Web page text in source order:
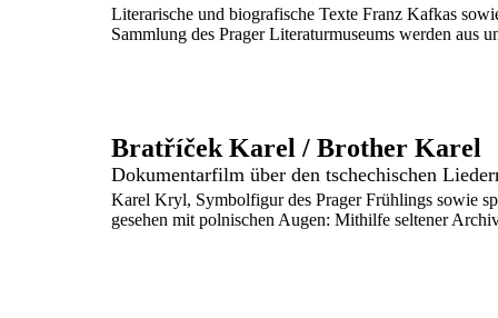
Literarische und biografische Texte Franz Kafkas
Sammlung des Prager Literaturmuseums werden aus
Bratříček Karel / Brother Karel
Dokumentarfilm über den tschechischen
Karel Kryl, Symbolfigur des Prager Frühlings sowie
gesehen mit polnischen Augen: Mithilfe seltener